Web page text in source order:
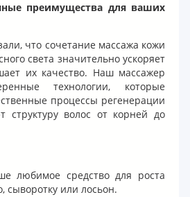
преимущества для ваших
что сочетание массажа кожи
света значительно ускоряет
их качество. Наш массажер
технологии, которые
процессы регенерации
структуру волос от корней до
любимое средство для роста
сыворотку или лосьон.